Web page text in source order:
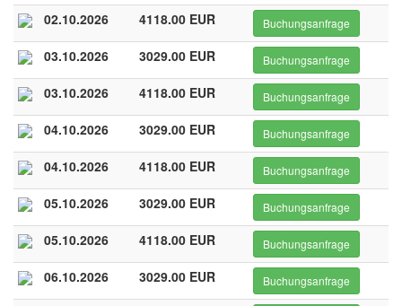
02.10.2026 4118.00 EUR Buchungsanfrage
03.10.2026 3029.00 EUR Buchungsanfrage
03.10.2026 4118.00 EUR Buchungsanfrage
04.10.2026 3029.00 EUR Buchungsanfrage
04.10.2026 4118.00 EUR Buchungsanfrage
05.10.2026 3029.00 EUR Buchungsanfrage
05.10.2026 4118.00 EUR Buchungsanfrage
06.10.2026 3029.00 EUR Buchungsanfrage